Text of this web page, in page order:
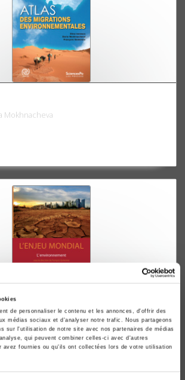
de personnaliser le contenu et les annonces, d'offrir des
médias sociaux et d'analyser notre trafic. Nous partageons
sur l'utilisation de notre site avec nos partenaires de médias
qui peuvent combiner celles-ci avec d'autres
avez fournies ou qu'ils ont collectées lors de votre utilisation
Mokhnacheva
L'environnement